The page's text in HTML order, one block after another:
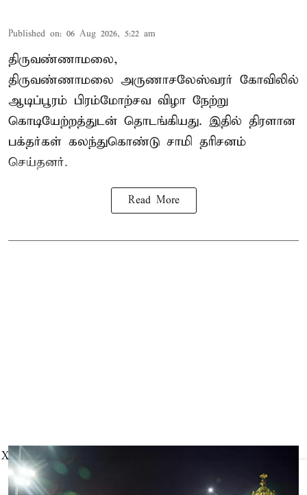
Published on: 06 Aug 2026, 5:22 am
திருவண்ணாமலை,
திருவண்ணாமலை அருணாசலேஸ்வரர் கோவிலில்
ஆடிப்பூரம் பிரம்மோற்சவ விழா நேற்று
கொடியேற்றத்துடன் தொடங்கியது. இதில் திரளான
பக்தர்கள் கலந்துகொண்டு சாமி தரிசனம்
செய்தனர்.
Read More
X